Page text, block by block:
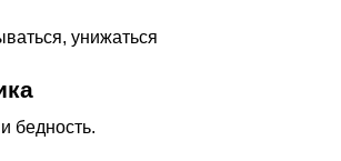
унижаться
бедность.